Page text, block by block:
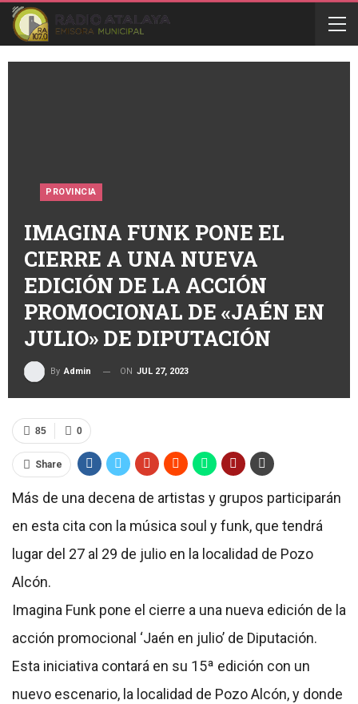
PROVINCIA
IMAGINA FUNK PONE EL
CIERRE A UNA NUEVA
EDICIÓN DE LA ACCIÓN
PROMOCIONAL DE «JAÉN EN
JULIO» DE DIPUTACIÓN
By Admin ON JUL 27, 2023
0
85
Share
Más de una decena de artistas y grupos participarán
en esta cita con la música soul y funk, que tendrá
lugar del 27 al 29 de julio en la localidad de Pozo
Alcón.
Imagina Funk pone el cierre a una nueva edición de la
acción promocional ‘Jaén en julio’ de Diputación.
Esta iniciativa contará en su 15ª edición con un
nuevo escenario, la localidad de Pozo Alcón, y donde